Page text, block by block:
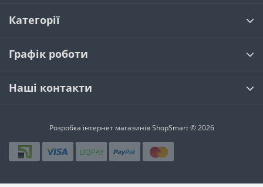
Категорії
Графік роботи
Наші контакти
Розробка інтернет магазинівShopSmart © 2026